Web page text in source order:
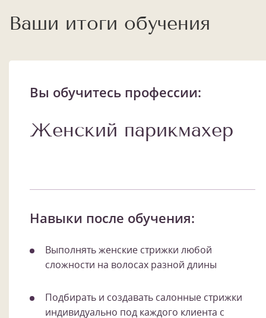
Ваши итоги обучения
Вы обучитесь профессии:
Женский парикмахер
Навыки после обучения:
Выполнять женские стрижки любой
сложности на волосах разной длины
Подбирать и создавать салонные стрижки
индивидуально под каждого клиента с